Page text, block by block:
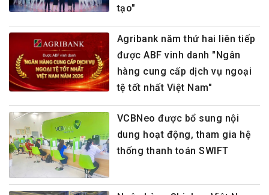
tạo"
Agribank năm thứ hai liên tiếp
được ABF vinh danh "Ngân
hàng cung cấp dịch vụ ngoại
tệ tốt nhất Việt Nam"
VCBNeo được bổ sung nội
dung hoạt động, tham gia hệ
thống thanh toán SWIFT